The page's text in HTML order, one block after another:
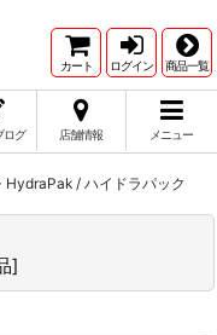
カート ログイン 商品一覧
ログ 店舗情報 メニュー
HydraPak / ハイドラパック
]